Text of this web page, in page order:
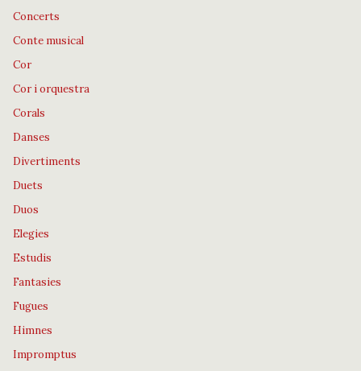
Concerts
Conte musical
Cor
Cor i orquestra
Corals
Danses
Divertiments
Duets
Duos
Elegies
Estudis
Fantasies
Fugues
Himnes
Impromptus